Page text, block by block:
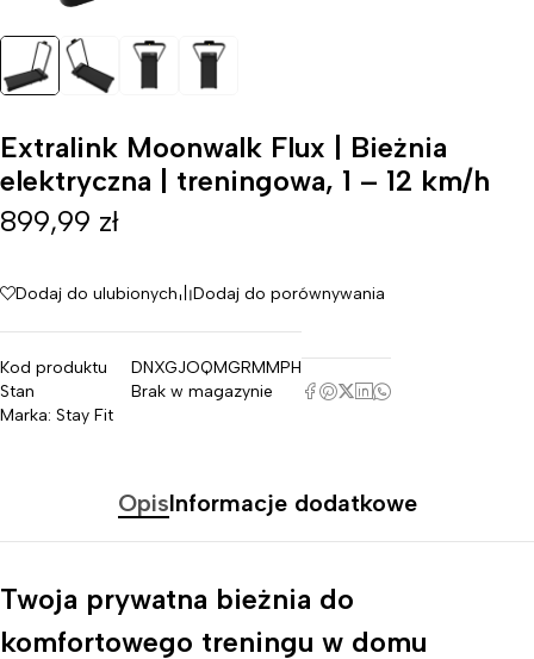
Extralink Moonwalk Flux | Bieżnia
elektryczna | treningowa, 1 – 12 km/h
899,99 zł
Dodaj do ulubionych Dodaj do porównywania
Kod produktu
DNXGJOQMGRMMPH
Stan
Brak w magazynie
Marka: Stay Fit
OpisInformacje dodatkowe
Twoja prywatna bieżnia do
komfortowego treningu w domu